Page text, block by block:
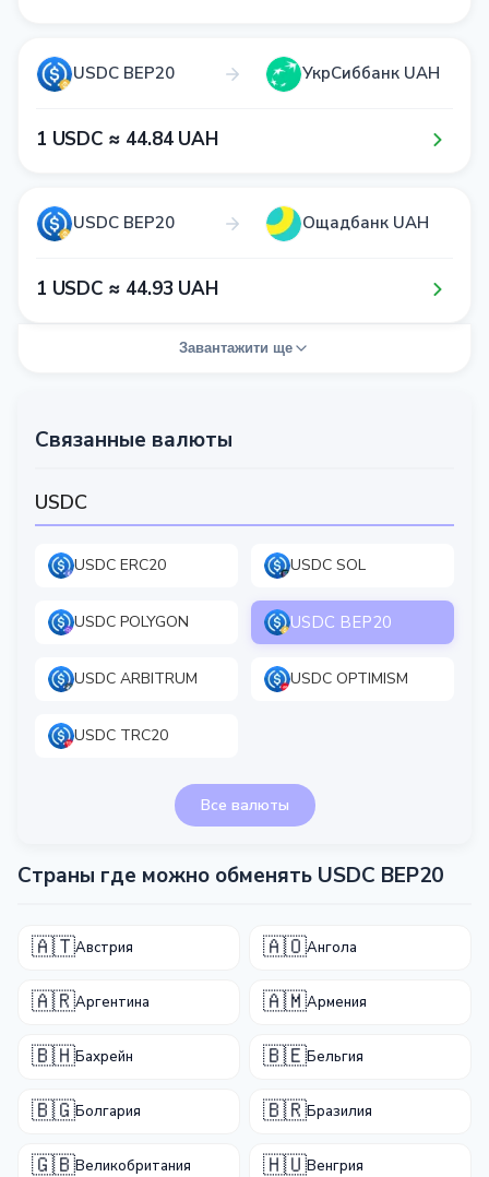
USDC BEP20 УкрСиббанк UAH
1​ USDC ≈ 4​4​.8​4​ UAH
USDC BEP20 Ощадбанк UAH
1​ USDC ≈ 4​4​.9​3​ UAH
Завантажити ще
Связанные валюты
USDC
USDC ERC20 USDC SOL
USDC POLYGON USDC BEP20
USDC ARBITRUM USDC OPTIMISM
USDC TRC20
Все валюты
Страны где можно обменять USDC BEP20
🇦🇹Австрия 🇦🇴Ангола
🇦🇷Аргентина 🇦🇲Армения
🇧🇭Бахрейн 🇧🇪Бельгия
🇧🇬Болгария 🇧🇷Бразилия
🇬🇧Великобритания 🇭🇺Венгрия